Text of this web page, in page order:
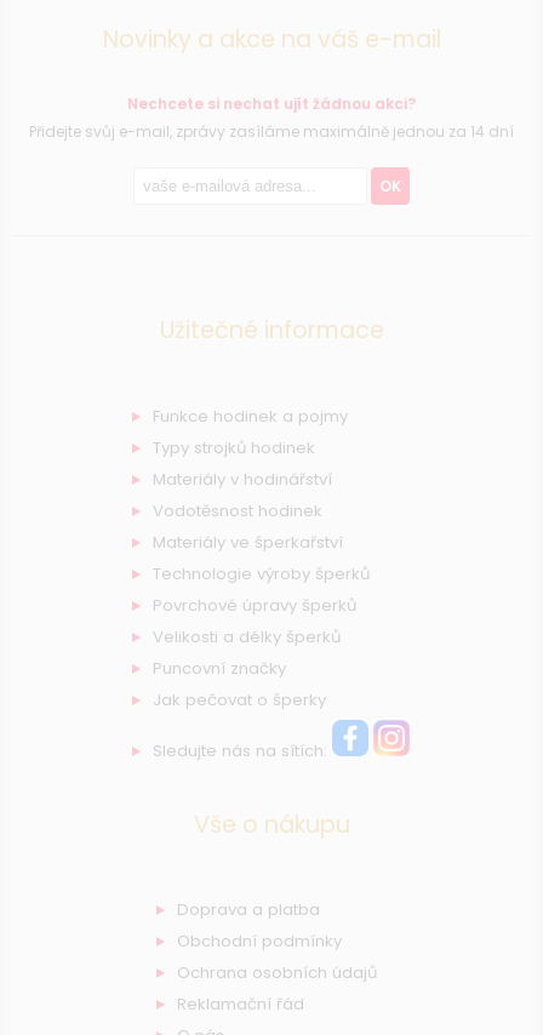
Novinky a akce na váš e-mail
Nechcete si nechat ujít žádnou akci?
Přidejte svůj e-mail, zprávy zasíláme maximálně jednou za 14 dní
OK
Užitečné informace
Funkce hodinek a pojmy
Typy strojků hodinek
Materiály v hodinářství
Vodotěsnost hodinek
Materiály ve šperkařství
Technologie výroby šperků
Povrchové úpravy šperků
Velikosti a délky šperků
Puncovní značky
Jak pečovat o šperky
Sledujte nás na sítích:
Vše o nákupu
Doprava a platba
Obchodní podmínky
Ochrana osobních údajů
Reklamační řád